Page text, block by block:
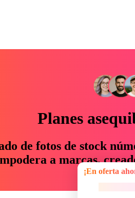
Planes
de fotos de stock
a marcas,
un 76 %
¡En oferta ahora!